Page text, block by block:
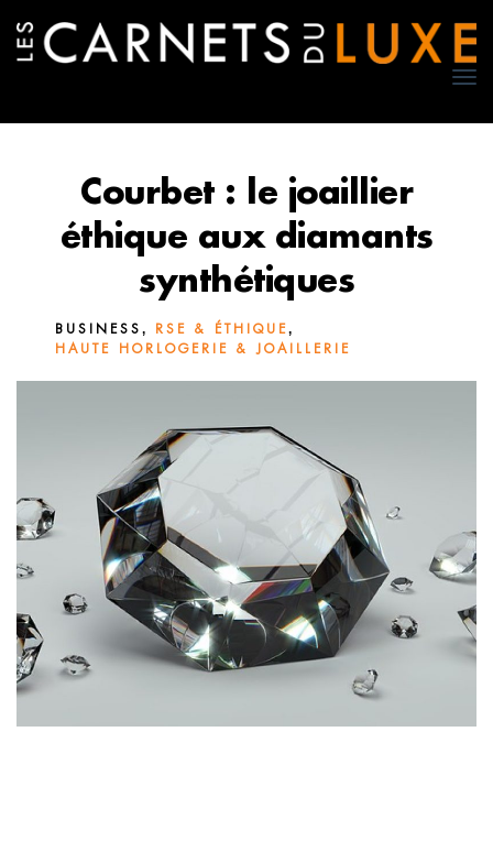
Courbet : le joaillier
éthique aux diamants
synthétiques
BUSINESS , RSE & ÉTHIQUE,
HAUTE HORLOGERIE & JOAILLERIE